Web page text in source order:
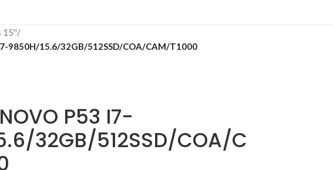
15''/
9850H/15.6/32GB/512SSD/COA/CAM/T1000
P53 I7-
32GB/512SSD/COA/C